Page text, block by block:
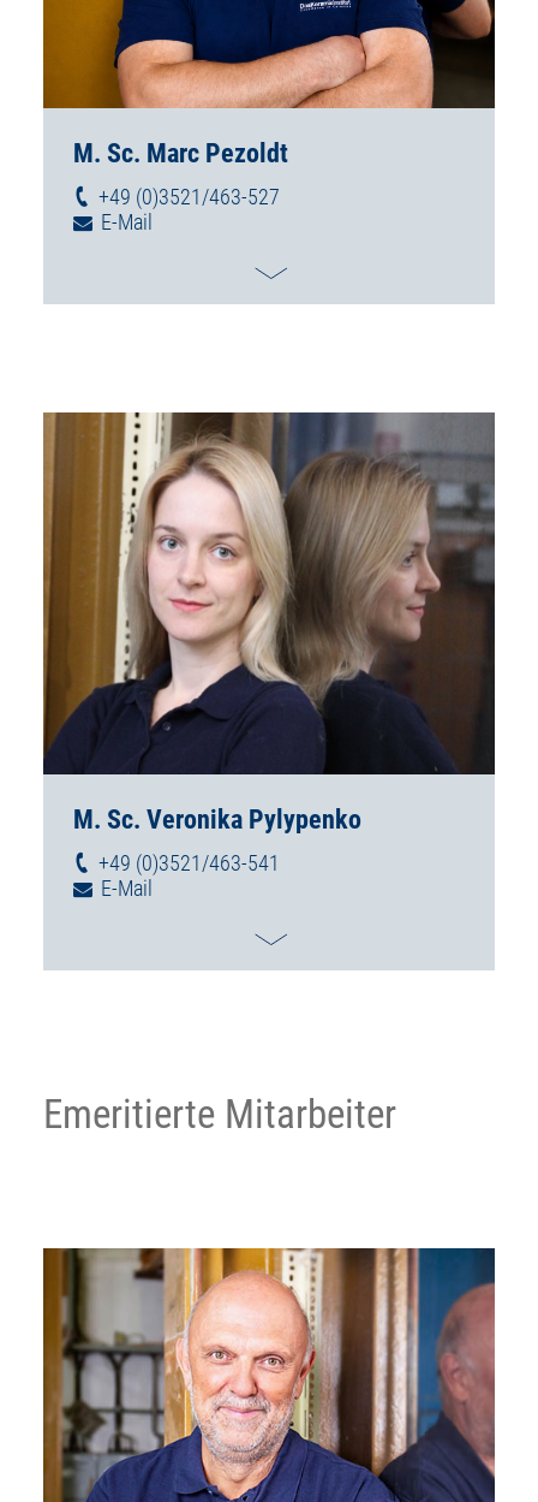
M. Sc. Marc Pezoldt
+49 (0)3521/463-527
M. Sc. Veronika Pylypenko
+49 (0)3521/463-541
Emeritierte Mitarbeiter